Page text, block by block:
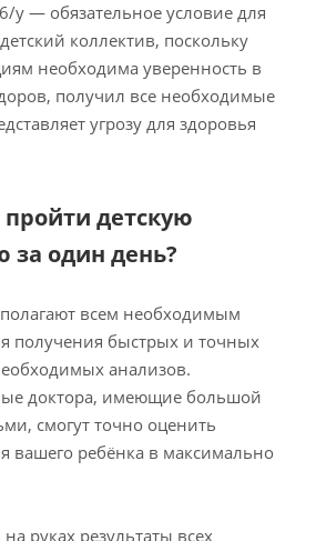
у — обязательное условие для
коллектив, поскольку
необходима уверенность в
получил все необходимые
угрозу для здоровья
детскую
один день?
всем необходимым
получения быстрых и точных
анализов.
доктора, имеющие большой
смогут точно оценить
вашего ребёнка в максимально
руках результаты всех